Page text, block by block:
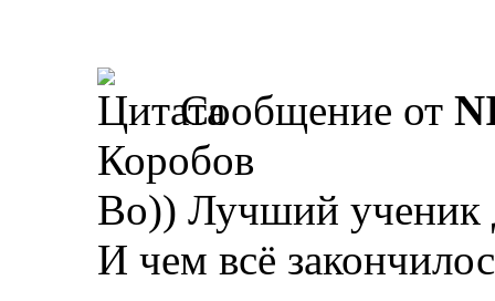
Сообщение от
Коробов
Во)) Лучший ученик
И чем всё